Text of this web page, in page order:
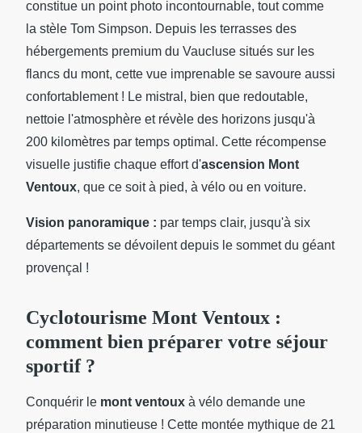
constitue un point photo incontournable, tout comme
la stèle Tom Simpson. Depuis les terrasses des
hébergements premium du Vaucluse situés sur les
flancs du mont, cette vue imprenable se savoure aussi
confortablement ! Le mistral, bien que redoutable,
nettoie l'atmosphère et révèle des horizons jusqu'à
200 kilomètres par temps optimal. Cette récompense
visuelle justifie chaque effort d'ascension Mont
Ventoux, que ce soit à pied, à vélo ou en voiture.
Vision panoramique : par temps clair, jusqu'à six
départements se dévoilent depuis le sommet du géant
provençal !
Cyclotourisme Mont Ventoux :
comment bien préparer votre séjour
sportif ?
Conquérir le mont ventoux à vélo demande une
préparation minutieuse ! Cette montée mythique de 21